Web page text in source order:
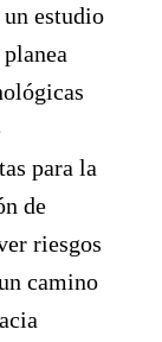
estudio
para la
de
riesgos
camino